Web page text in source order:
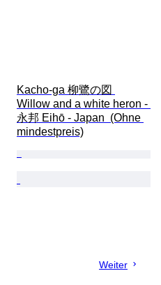
Kacho-ga 柳鷺の図
Willow and a white heron -
永邦 Eihō - Japan  (Ohne
mindestpreis)
Weiter